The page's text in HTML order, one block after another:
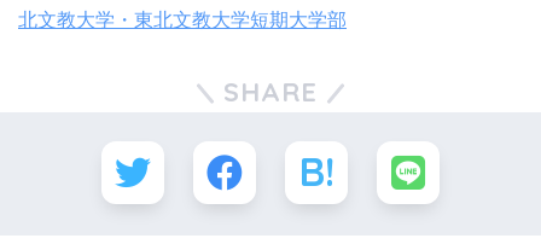
北文教大学・東北文教大学短期大学部
SHARE